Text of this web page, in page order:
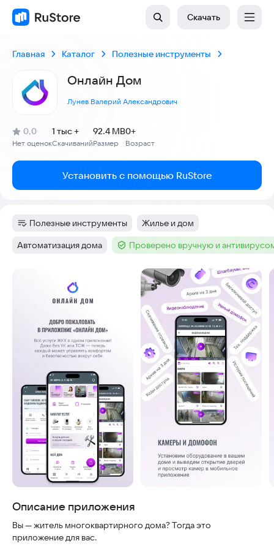
Скачать
Главная Каталог Полезные инструменты
Онлайн Дом
Лунев Валерий Александрович
Рейтинг:
0,0
(
Нет оценок
)
Скачиваний
1 тыс +
Размер
92.4 MB
Возраст
0+
Установить с помощью RuStore
Категория:
Полезные инструменты Тег:
Жилье и дом
Тег:
Автоматизация дома Тег :Проверено вручную и
Скриншоты
Описание приложения
Вы — житель многоквартирного дома? Тогда это
приложение для вас.